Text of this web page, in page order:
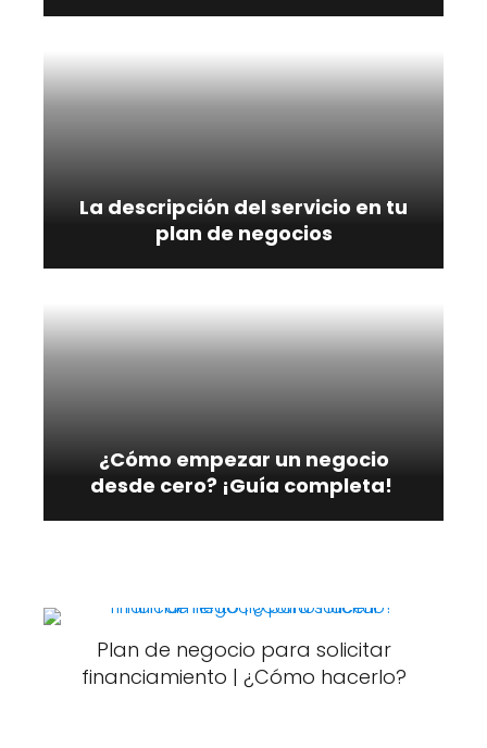
La descripción del servicio en tu
plan de negocios
¿Cómo empezar un negocio
desde cero? ¡Guía completa!
Plan de negocio para solicitar
financiamiento | ¿Cómo hacerlo?